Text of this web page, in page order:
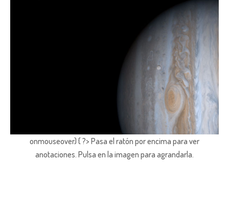
onmouseover) { ?> Pasa el ratón por encima para ver
anotaciones. Pulsa en la imagen para agrandarla.